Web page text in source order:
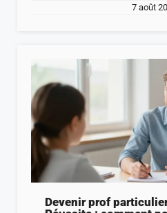
7 août
Devenir prof